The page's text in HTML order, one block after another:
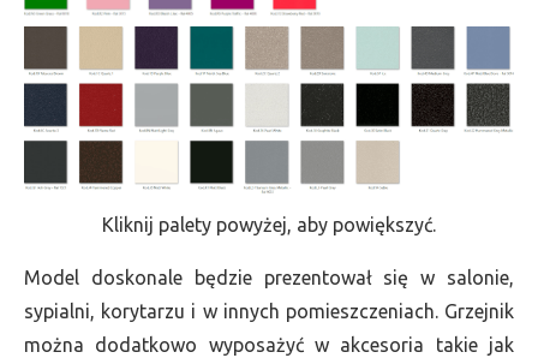
Kliknij palety powyżej, aby powiększyć.
Model doskonale będzie prezentował się w salonie,
sypialni, korytarzu i w innych pomieszczeniach. Grzejnik
można dodatkowo wyposażyć w akcesoria takie jak